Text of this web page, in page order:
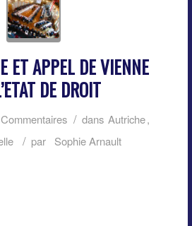
ET APPEL DE VIENNE
DE DROIT
/ dans Autriche,
/ par Sophie Arnault